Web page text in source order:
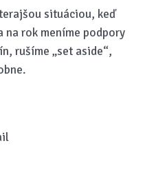
situáciou, keď
rok meníme podpory
rušíme „set aside“,